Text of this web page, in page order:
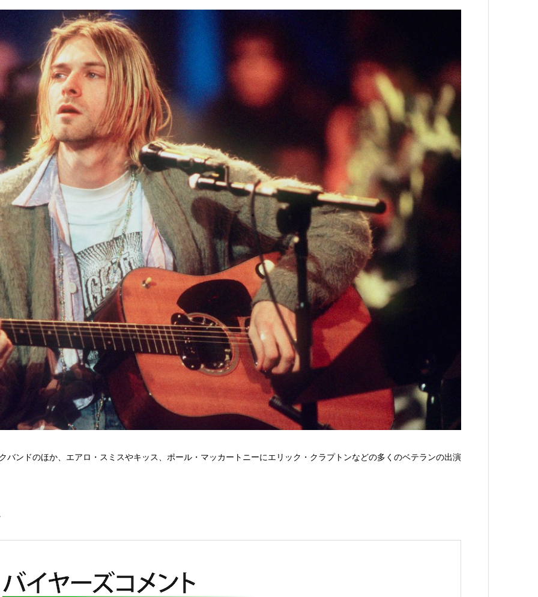
バンドのほか、エアロ・スミスやキッス、ポール・マッカートニーにエリック・クラプトンなどの多くのベテランの出演